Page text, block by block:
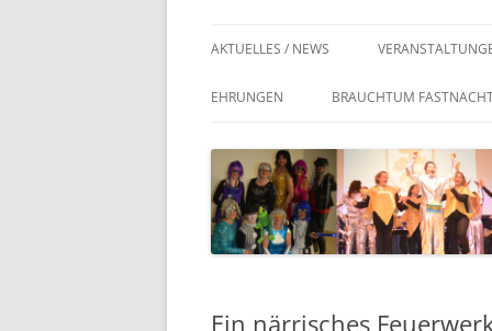
AKTUELLES / NEWS
EHRUNGEN
VERDIENSTORDEN DES FVF
TILL VON FRANKEN IN SILBER
BRAUCHTUM
Ein närrisches